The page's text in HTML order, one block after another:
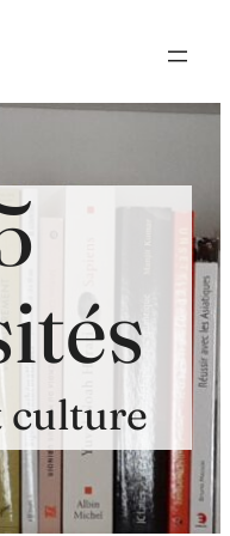
culture